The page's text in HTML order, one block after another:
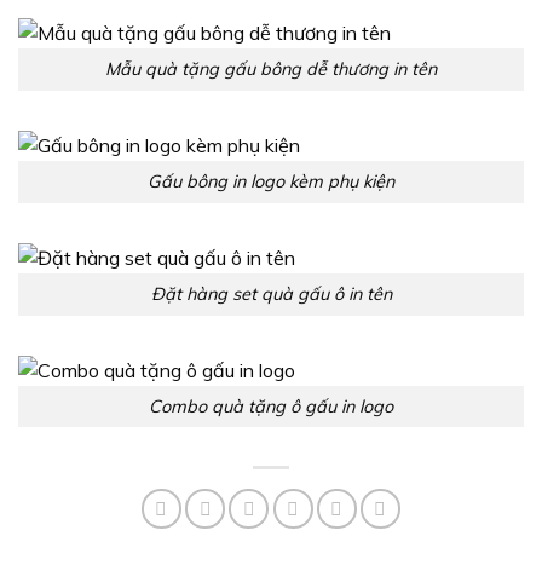
Mẫu quà tặng gấu bông dễ thương in tên
Gấu bông in logo kèm phụ kiện
Đặt hàng set quà gấu ô in tên
Combo quà tặng ô gấu in logo